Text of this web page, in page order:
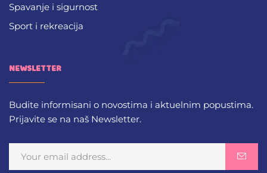
Spavanje i sigurnost
Sport i rekreacija
NEWSLETTER
Budite informisani o novostima i aktuelnim popustima.
Prijavite se na naš Newsletter.